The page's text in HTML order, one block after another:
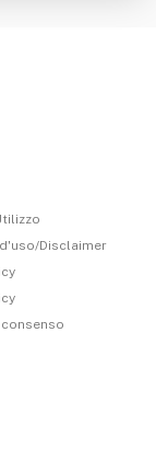
Disclaimer